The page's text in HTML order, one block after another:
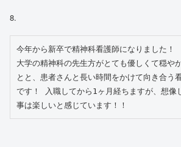
8.
今年から新卒で精神科看護師になりました！
大学の精神科の先生方がとても優しくて穏や
とと、患者さんと長い時間をかけて向き合う
です！ 入職してから1ヶ月経ちますが、想像
事は楽しいと感じています！！